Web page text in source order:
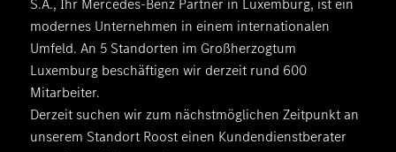
S.A., Ihr Mercedes-Benz Partner in Luxemburg, ist ein
modernes Unternehmen in einem internationalen
Umfeld. An 5 Standorten im Großherzogtum
Luxemburg beschäftigen wir derzeit rund 600
Mitarbeiter.
Derzeit suchen wir zum nächstmöglichen Zeitpunkt an
unserem Standort Roost einen Kundendienstberater